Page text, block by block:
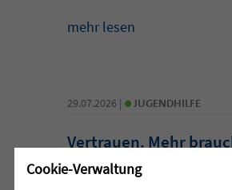
mehr lesen
29.07.2026 | • JUGENDHILFE
Vertrauen. Mehr
manchmal nicht.
Cookie-Verwaltung